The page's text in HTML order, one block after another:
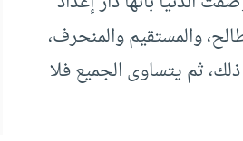
والمستقيم والمنحرف،
ثم يتساوى الجميع فلا